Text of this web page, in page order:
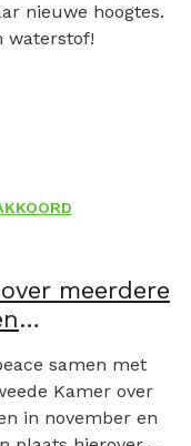
nieuwe hoogtes.
waterstof!
meerdere
samen met
Kamer over
in november en